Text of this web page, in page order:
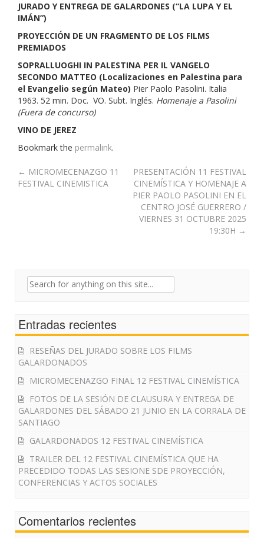
JURADO Y ENTREGA DE GALARDONES (“LA LUPA Y EL
IMÁN”)
PROYECCIÓN DE UN FRAGMENTO DE LOS FILMS
PREMIADOS
SOPRALLUOGHI IN PALESTINA PER IL VANGELO
SECONDO MATTEO (Localizaciones en Palestina para
el Evangelio según Mateo) Pier Paolo Pasolini. Italia
1963. 52 min. Doc. VO. Subt. Inglés. Homenaje a Pasolini
(Fuera de concurso)
VINO DE JEREZ
Bookmark the permalink.
Post
← MICROMECENAZGO 11
FESTIVAL CINEMISTICA
PRESENTACIÓN 11 FESTIVAL
CINEMÍSTICA Y HOMENAJE A
PIER PAOLO PASOLINI EN EL
CENTRO JOSÉ GUERRERO /
VIERNES 31 OCTUBRE 2025
19:30H →
Search
Entradas recientes
RESEÑAS DEL JURADO SOBRE LOS FILMS
GALARDONADOS
MICROMECENAZGO FINAL 12 FESTIVAL CINEMÍSTICA
FOTOS DE LA SESIÓN DE CLAUSURA Y ENTREGA DE
GALARDONES DEL SÁBADO 21 JUNIO EN LA CORRALA DE
SANTIAGO
GALARDONADOS 12 FESTIVAL CINEMÍSTICA
TRAILER DEL 12 FESTIVAL CINEMÍSTICA QUE HA
PRECEDIDO TODAS LAS SESIONE SDE PROYECCIÓN,
CONFERENCIAS Y ACTOS SOCIALES
Comentarios recientes